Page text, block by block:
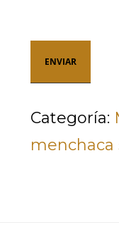
Categoría:
menchaca